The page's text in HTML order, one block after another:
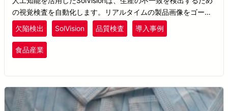
の視覚検査を自動化します。リアルタイムの製品画像をゴール
デンサンプルと比較することによって。
欠陥検出 SolVision 品質検査 導入事例
食品産業